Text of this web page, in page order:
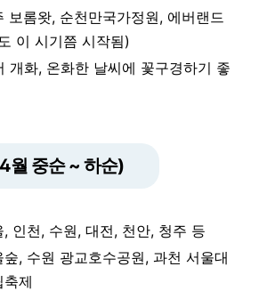
보롬왓, 순천만국가정원, 에버랜드
이 시기쯤 시작됨)
개화, 온화한 날씨에 꽃구경하기 좋
월 중순 ~ 하순)
, 인천, 수원, 대전, 천안, 청주 등
숲, 수원 광교호수공원, 과천 서울대
제